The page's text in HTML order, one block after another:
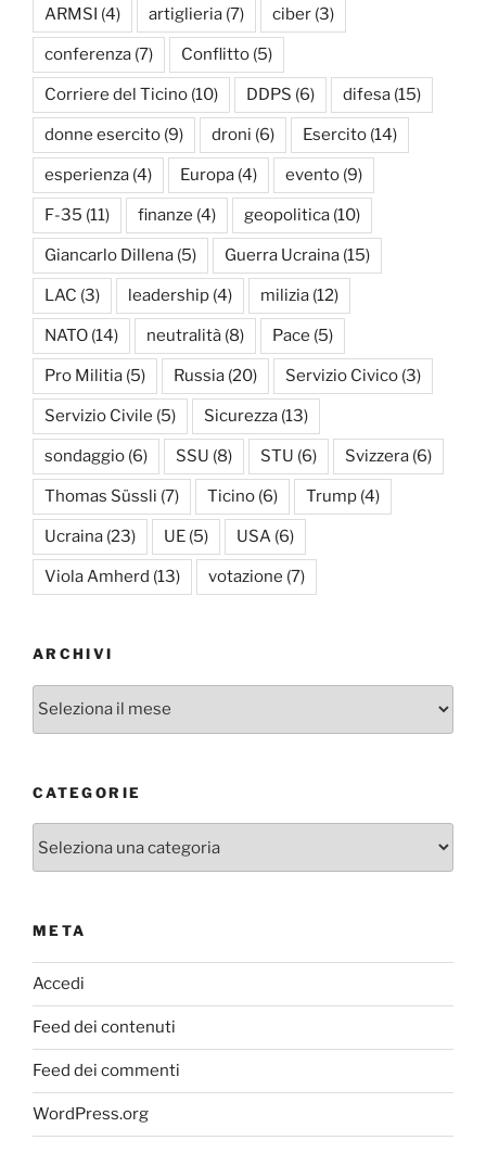
ARMSI (4) artiglieria (7) ciber (3)
conferenza (7) Conflitto (5)
Corriere del Ticino (10) DDPS (6) difesa (15)
donne esercito (9) droni (6) Esercito (14)
esperienza (4) Europa (4) evento (9)
F-35 (11) finanze (4) geopolitica (10)
Giancarlo Dillena (5) Guerra Ucraina (15)
LAC (3) leadership (4) milizia (12)
NATO (14) neutralità (8) Pace (5)
Pro Militia (5) Russia (20) Servizio Civico (3)
Servizio Civile (5) Sicurezza (13)
sondaggio (6) SSU (8) STU (6) Svizzera (6)
Thomas Süssli (7) Ticino (6) Trump (4)
Ucraina (23) UE (5) USA (6)
Viola Amherd (13) votazione (7)
ARCHIVI
Archivi
CATEGORIE
META
Accedi
Feed dei contenuti
Feed dei commenti
WordPress.org